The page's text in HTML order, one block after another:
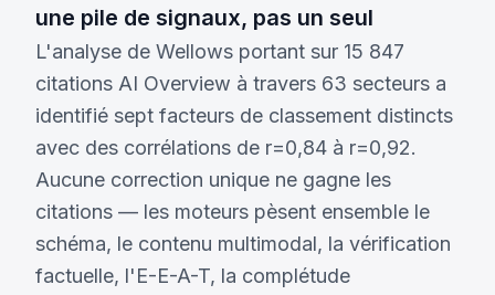
une pile de signaux, pas un seul
L'analyse de Wellows portant sur 15 847
citations AI Overview à travers 63 secteurs a
identifié sept facteurs de classement distincts
avec des corrélations de r=0,84 à r=0,92.
Aucune correction unique ne gagne les
citations — les moteurs pèsent ensemble le
schéma, le contenu multimodal, la vérification
factuelle, l'E-E-A-T, la complétude